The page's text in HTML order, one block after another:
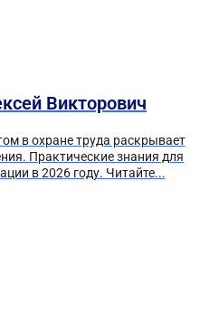
Викторович
в охране труда раскрывает
Практические знания для
в 2026 году. Читайте...